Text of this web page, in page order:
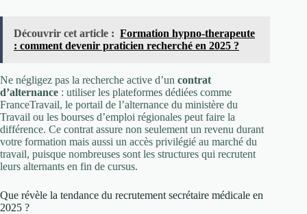
Découvrir cet article : Formation hypno-therapeute
: comment devenir praticien recherché en 2025 ?
Ne négligez pas la recherche active d’un contrat
d’alternance : utiliser les plateformes dédiées comme
FranceTravail, le portail de l’alternance du ministère du
Travail ou les bourses d’emploi régionales peut faire la
différence. Ce contrat assure non seulement un revenu durant
votre formation mais aussi un accès privilégié au marché du
travail, puisque nombreuses sont les structures qui recrutent
leurs alternants en fin de cursus.
Que révèle la tendance du recrutement secrétaire médicale en
2025 ?